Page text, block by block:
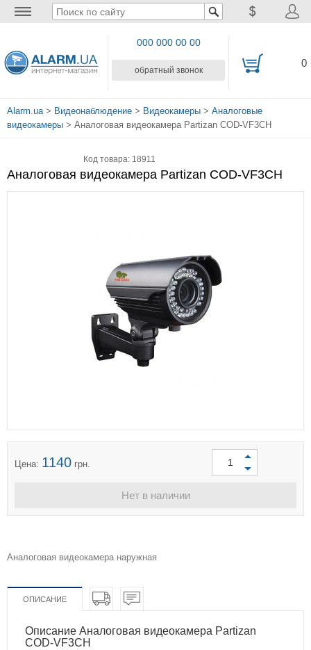
000 000 00 00
обратный звонок
0
Alarm.ua> Видеонаблюдение > Видеокамеры > Аналоговые
видеокамеры > Аналоговая видеокамера Partizan COD-VF3CH
Код товара: 18911
Аналоговая видеокамера Partizan COD-VF3CH
Цена: 1140 грн.
Нет в наличии
Аналоговая видеокамера наружная
ОПИСАНИЕ
Описание Аналоговая видеокамера Partizan
COD-VF3CH